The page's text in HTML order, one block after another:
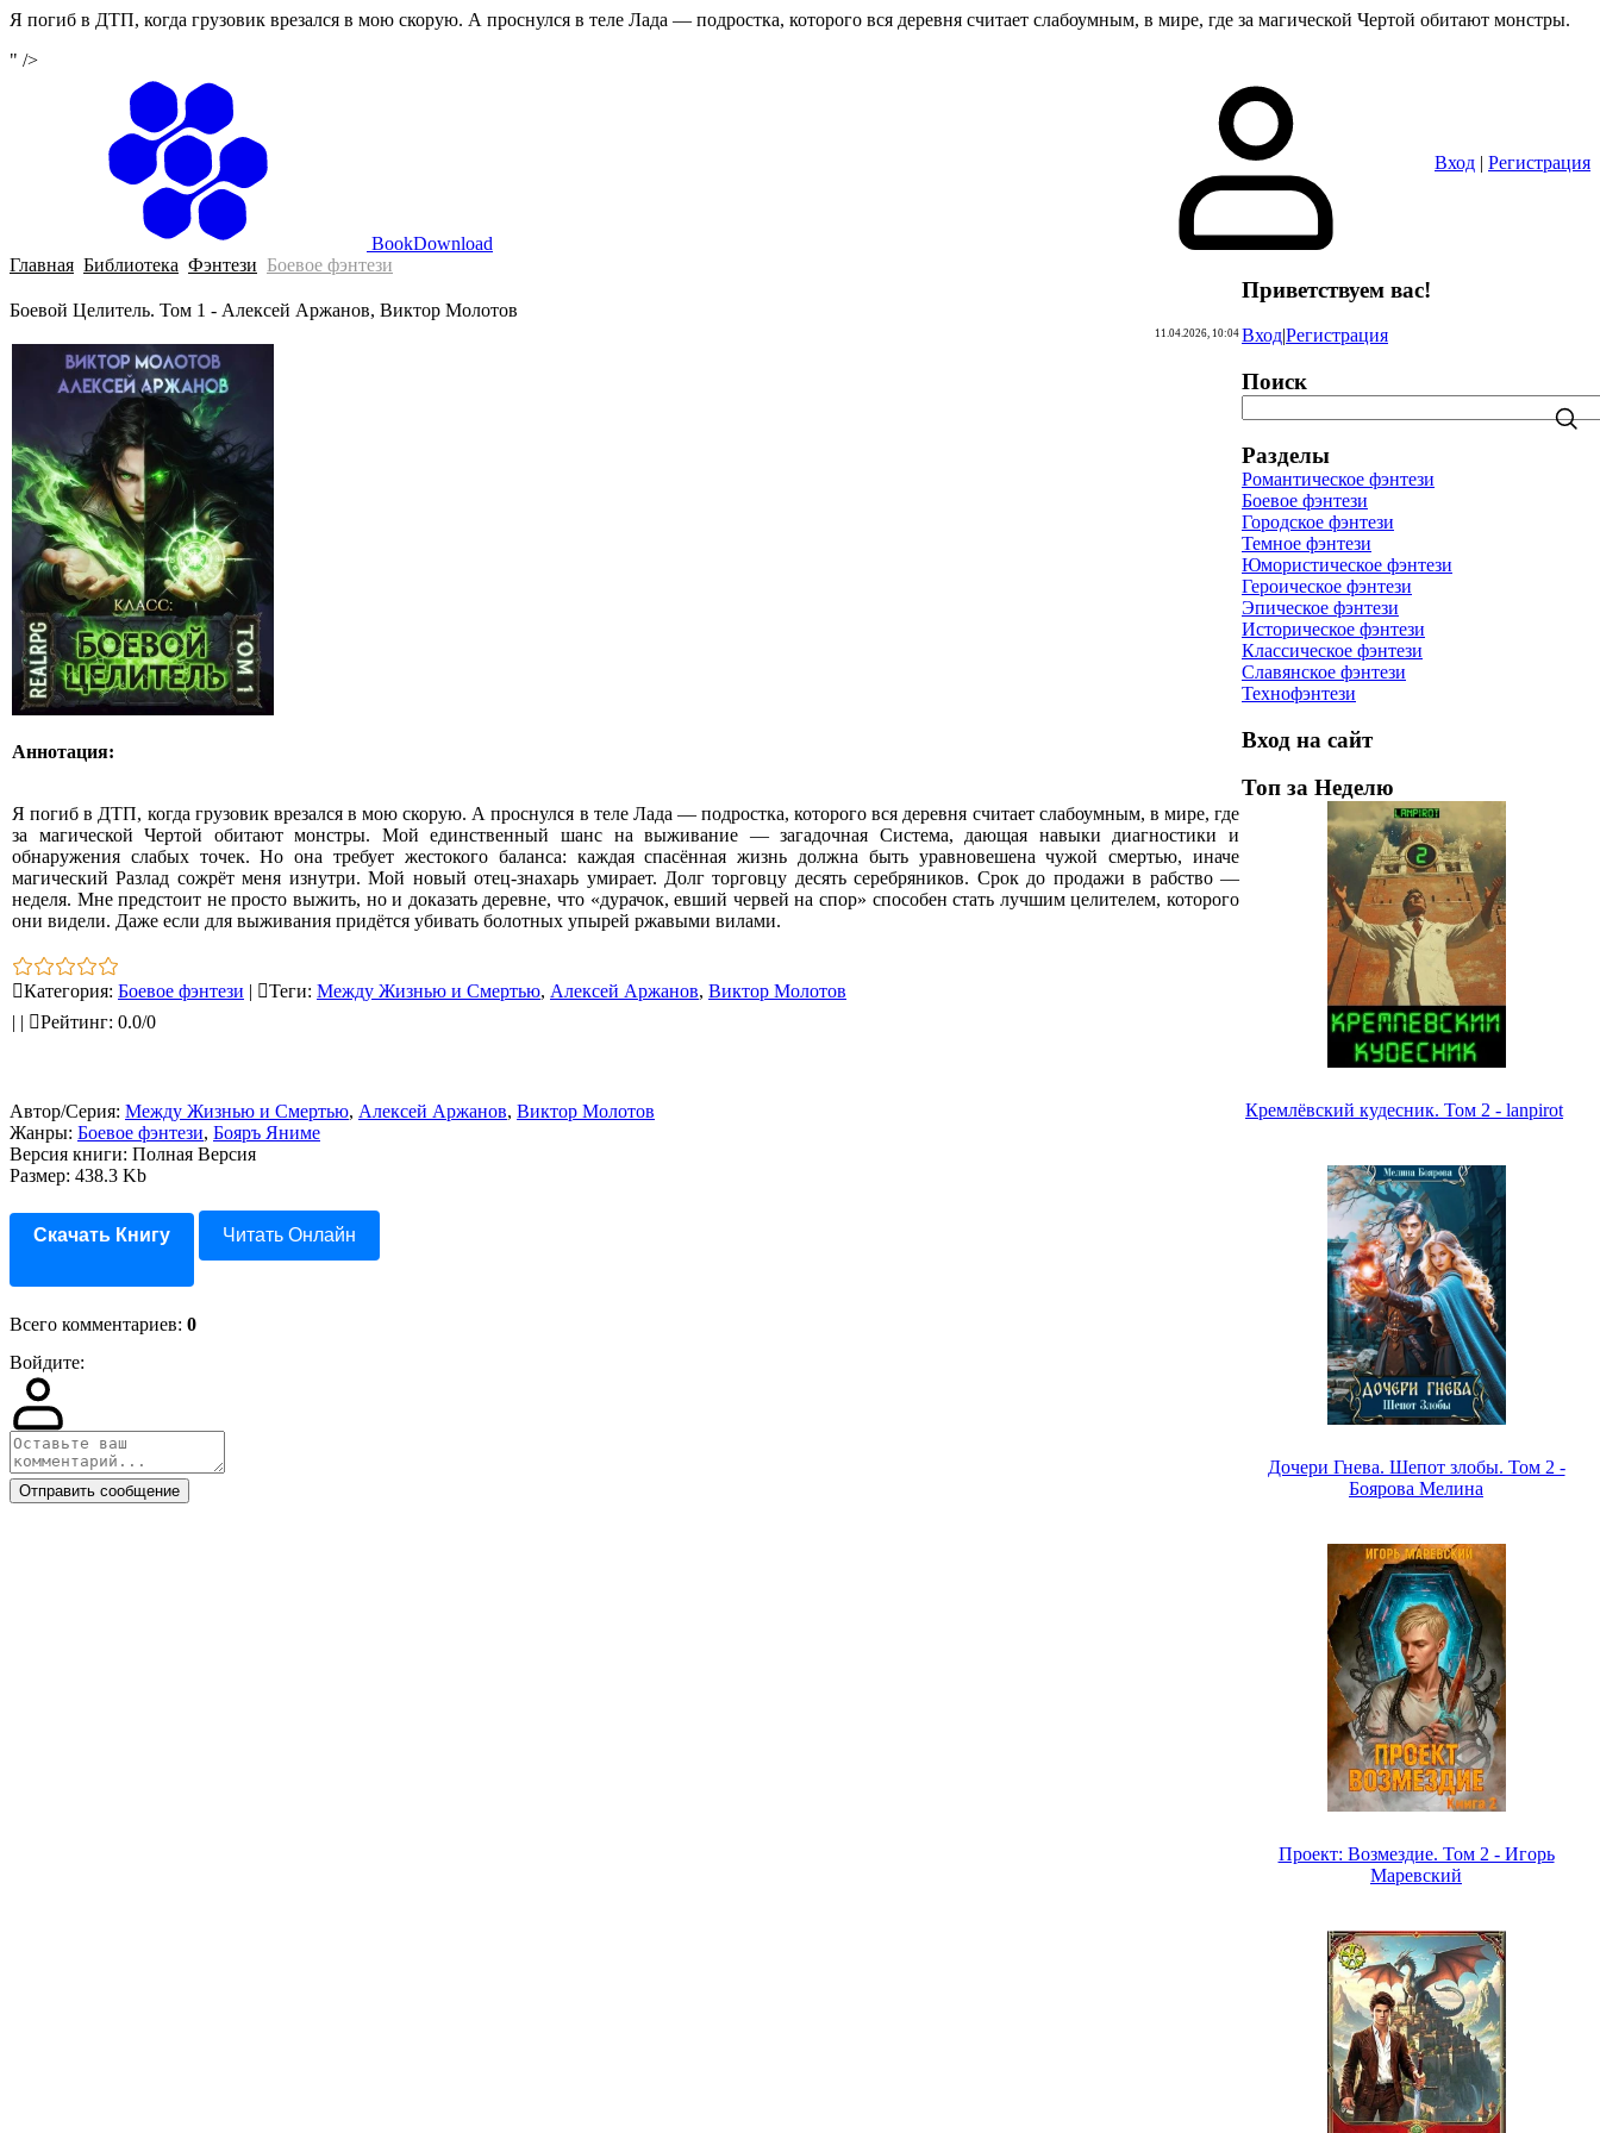
Я погиб в ДТП, когда грузовик врезался в мою скорую. А проснулся в теле Лада — подростка, которого вся деревня считает слабоумным, в мире, где за магической Чертой обитают монстры.
" />
BookDownload
Вход | Регистрация
Главная Библиотека Фэнтези Боевое фэнтези
Боевой Целитель. Том 1 - Алексей Аржанов, Виктор Молотов
11.04.2026, 10:04
Аннотация:
Я погиб в ДТП, когда грузовик врезался в мою скорую. А проснулся в теле Лада — подростка, которого вся деревня считает слабоумным, в мире, где
за магической Чертой обитают монстры. Мой единственный шанс на выживание — загадочная Система, дающая навыки диагностики и
обнаружения слабых точек. Но она требует жестокого баланса: каждая спасённая жизнь должна быть уравновешена чужой смертью, иначе
магический Разлад сожрёт меня изнутри. Мой новый отец-знахарь умирает. Долг торговцу десять серебряников. Срок до продажи в рабство —
неделя. Мне предстоит не просто выжить, но и доказать деревне, что «дурачок, евший червей на спор» способен стать лучшим целителем, которого
они видели. Даже если для выживания придётся убивать болотных упырей ржавыми вилами.
Категория: Боевое фэнтези | Теги: Между Жизнью и Смертью, Алексей Аржанов, Виктор Молотов
| | Рейтинг: 0.0/0
Автор/Серия: Между Жизнью и Смертью, Алексей Аржанов, Виктор Молотов
Жанры: Боевое фэнтези, Бояръ Яниме
Версия книги: Полная Версия
Размер: 438.3 Kb
Скачать Книгу Читать Онлайн
Всего комментариев: 0
Войдите:
Отправить сообщение
Приветствуем вас!
Вход|Регистрация
Поиск
Разделы
Романтическое фэнтези
Боевое фэнтези
Городское фэнтези
Темное фэнтези
Юмористическое фэнтези
Героическое фэнтези
Эпическое фэнтези
Историческое фэнтези
Классическое фэнтези
Славянское фэнтези
Технофэнтези
Вход на сайт
Топ за Неделю
Кремлёвский кудесник. Том 2 - lanpirot
Дочери Гнева. Шепот злобы. Том 2 -
Боярова Мелина
Проект: Возмездие. Том 2 - Игорь
Маревский